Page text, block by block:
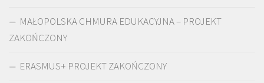
MAŁOPOLSKA CHMURA EDUKACYJNA – PROJEKT
ZAKOŃCZONY
ERASMUS+ PROJEKT ZAKOŃCZONY